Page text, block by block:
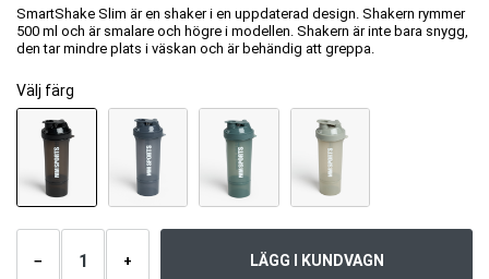
SmartShake Slim är en shaker i en uppdaterad design. Shakern rymmer
500 ml och är smalare och högre i modellen. Shakern är inte bara snygg,
den tar mindre plats i väskan och är behändig att greppa.
Välj färg
−
Antal
+ LÄGG I KUNDVAGN